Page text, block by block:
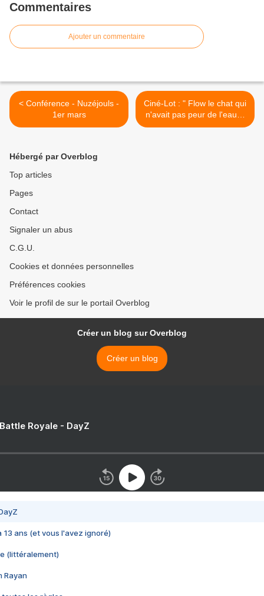
Commentaires
Ajouter un commentaire
< Conférence - Nuzéjouls -
1er mars
Ciné-Lot : " Flow le chat qui
n'avait pas peur de l'eau" -
Cajarc - 1 mars >
Hébergé par Overblog
Top articles
Pages
Contact
Signaler un abus
C.G.U.
Cookies et données personnelles
Préférences cookies
Voir le profil de sur le portail Overblog
Créer un blog sur Overblog
Créer un blog
Royale - DayZ
13 ans (et vous l'avez ignoré)
(littéralement)
Rayan